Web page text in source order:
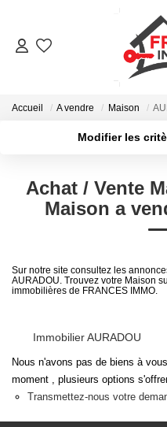
Accueil A vendre Maison
Modifier les
Sélectionnez...
Type de bien
Créer une alerte
Achat / Vente
Maison a
Sur notre site consultez les
AURADOU. Trouvez votre Maison
immobilières de FRANCES IMMO.
Immobilier AURADOU
Nous n'avons pas de biens à
moment , plusieurs options
Transmettez-nous votre